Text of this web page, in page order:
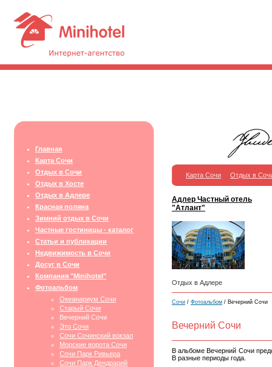
Главная
Карта Сочи
Отдых в Сочи
Отдых в Хосте
Отдых в Адлере
Красная поляна
Зимний отдых в Сочи
Частные гостиницы - каталог
Статьи и публикации
Недвижимость в Сочи
Досуг в Сочи
Компания "Minihotel"
Фотоальбом
Океанариум Сочи
Старый Сочи
Вечерний Сочи
Это Сочи
Сочи Сочинский вокзал
Морские ворота Сочи
Сочи Парк Ривьера
Сочи Парк Дендрарий
Карта Сочи Отдых в
Адлер Частный отель
"Атлант"
Отдых в Адлере
Сочи / Фотоальбом / Вечерний Сочи
Вечерний Сочи
В альбоме Вечерний Сочи
В разные периоды года.